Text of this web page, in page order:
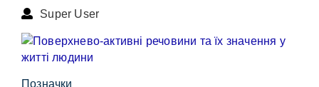
Super User
Позначки